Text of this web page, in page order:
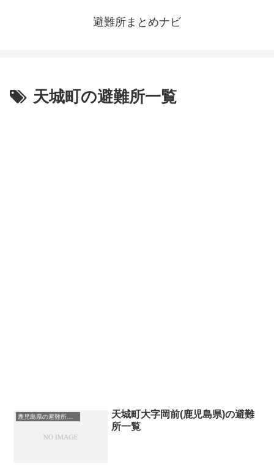
避難所まとめナビ
天城町の避難所一覧
鹿児島県の避難所一覧
天城町大字岡前(鹿児島県)の避難
所一覧